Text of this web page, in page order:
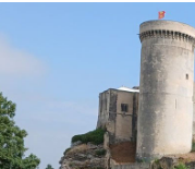
Véhicules
Bienvenue sur LE forum des
toutes époques. De nombreuses
ou simplement partager vos